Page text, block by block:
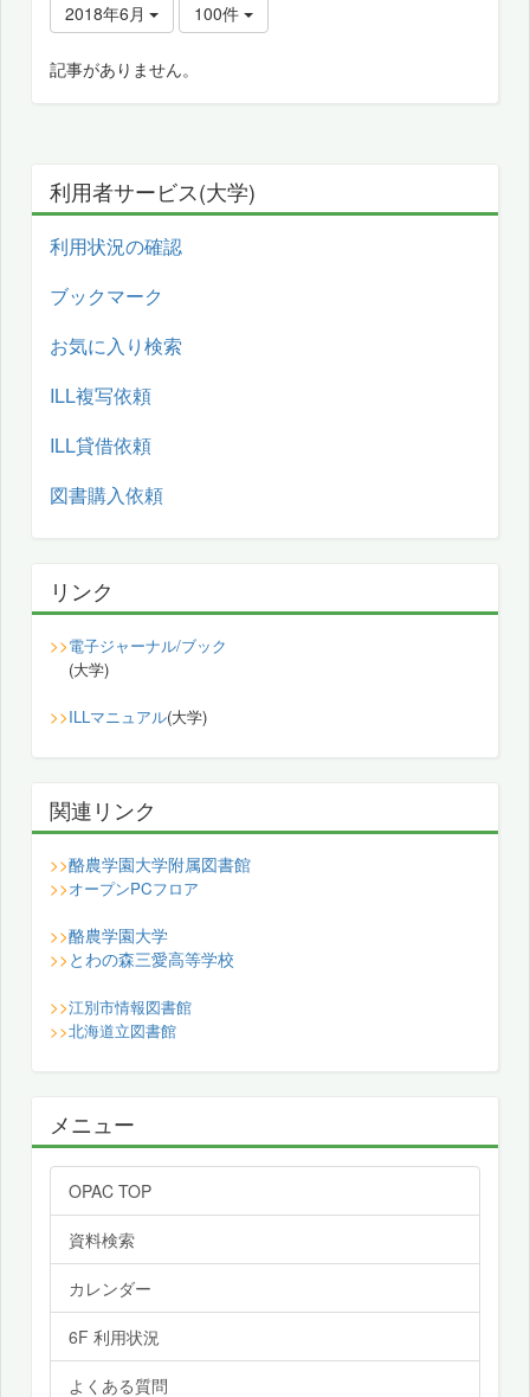
2018年6月 100件
記事がありません。
利用者サービス(大学)
利用状況の確認
ブックマーク
お気に入り検索
ILL複写依頼
ILL貸借依頼
図書購入依頼
リンク
>>電子ジャーナル/ブック
(大学)
>>ILLマニュアル(大学)
関連リンク
>>酪農学園大学附属図書館
>>オープンPCフロア
>>酪農学園大学
>> とわの森三愛高等学校
>>江別市情報図書館
>>北海道立図書館
メニュー
OPAC TOP
資料検索
カレンダー
6F 利用状況
よくある質問